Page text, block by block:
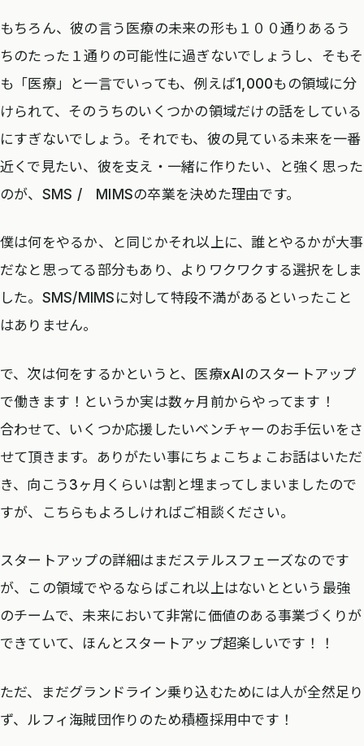
もちろん、彼の言う医療の未来の形も１００通りあるう
ちのたった１通りの可能性に過ぎないでしょうし、そもそ
も「医療」と一言でいっても、例えば1,000もの領域に分
けられて、そのうちのいくつかの領域だけの話をしている
にすぎないでしょう。それでも、彼の見ている未来を一番
近くで見たい、彼を支え・一緒に作りたい、と強く思った
のが、SMS / MIMSの卒業を決めた理由です。
僕は何をやるか、と同じかそれ以上に、誰とやるかが大事
だなと思ってる部分もあり、よりワクワクする選択をしま
した。SMS/MIMSに対して特段不満があるといったこと
はありません。
で、次は何をするかというと、医療xAIのスタートアップ
で働きます！というか実は数ヶ月前からやってます！
合わせて、いくつか応援したいベンチャーのお手伝いをさ
せて頂きます。ありがたい事にちょこちょこお話はいただ
き、向こう3ヶ月くらいは割と埋まってしまいましたので
すが、こちらもよろしければご相談ください。
スタートアップの詳細はまだステルスフェーズなのです
が、この領域でやるならばこれ以上はないとという最強
のチームで、未来において非常に価値のある事業づくりが
できていて、ほんとスタートアップ超楽しいです！！
ただ、まだグランドライン乗り込むためには人が全然足り
ず、ルフィ海賊団作りのため積極採用中です！